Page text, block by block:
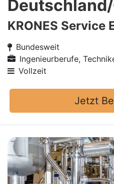
KRONES Service
Bundesweit
Ingenieurberufe,
Vollzeit
Jetzt